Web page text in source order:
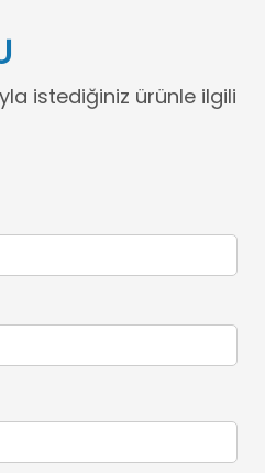
istediğiniz ürünle ilgili